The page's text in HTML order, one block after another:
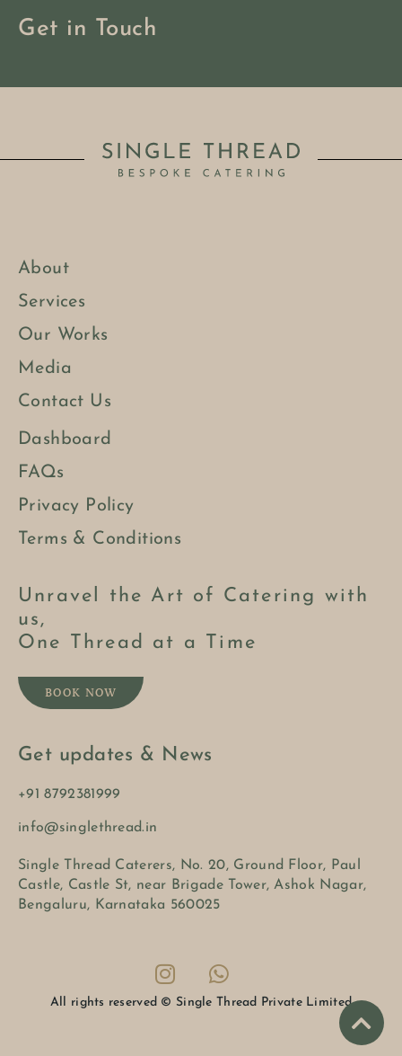
Get in Touch
About
Services
Our Works
Media
Contact Us
Dashboard
FAQs
Privacy Policy
Terms & Conditions
Unravel the Art of Catering with
us,
One Thread at a Time
BOOK NOW
Get updates & News
+91 8792381999
info@singlethread.in
Single Thread Caterers, No. 20, Ground Floor, Paul
Castle, Castle St, near Brigade Tower, Ashok Nagar,
Bengaluru, Karnataka 560025
All rights reserved © Single Thread Private Limited